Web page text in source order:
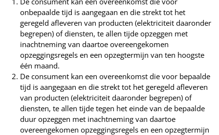
onbepaalde tijd is aangegaan en die strekt tot het
geregeld afleveren van producten (elektriciteit daaronder
begrepen) of diensten, te allen tijde opzeggen met
inachtneming van daartoe overeengekomen
opzeggingsregels en een opzegtermijn van ten hoogste
één maand.
De consument kan een overeenkomst die voor bepaalde
tijd is aangegaan en die strekt tot het geregeld afleveren
van producten (elektriciteit daaronder begrepen) of
diensten, te allen tijde tegen het einde van de bepaalde
duur opzeggen met inachtneming van daartoe
overeengekomen opzeggingsregels en een opzegtermijn